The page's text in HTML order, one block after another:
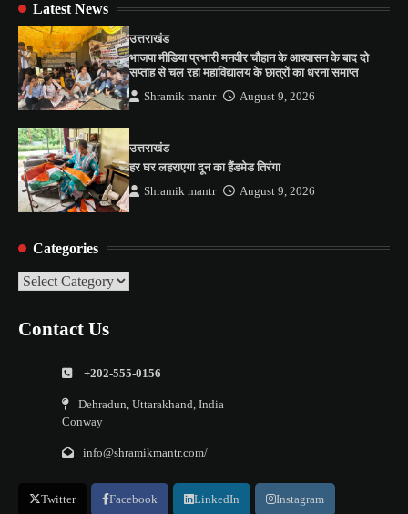
Latest News
उत्तराखंड
भाजपा मीडिया प्रभारी मनवीर चौहान के आश्वासन के बाद दो
सप्ताह से चल रहा महाविद्यालय के छात्रों का धरना समाप्त
Shramik mantr August 9, 2026
उत्तराखंड
हर घर लहराएगा दून का हैंडमेड तिरंगा
Shramik mantr August 9, 2026
Categories
Categories
Contact Us
+202-555-0156
Dehradun, Uttarakhand, India
Conway
info@shramikmantr.com/
Twitter Facebook LinkedIn Instagram